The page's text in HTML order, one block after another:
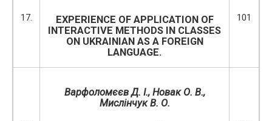
17.
EXPERIENCE OF APPLICATION OF
INTERACTIVE METHODS IN CLASSES
ON UKRAINIAN AS A FOREIGN
LANGUAGE.
101
Варфоломєєв Д. І., Новак О. В.,
Мислінчук В. О.